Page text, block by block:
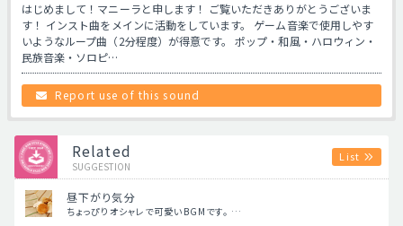
はじめまして！マニーラと申します！ ご覧いただきありがとうございま
す！ インスト曲をメインに活動をしています。 ゲーム音楽で使用しやす
いようなループ曲（2分程度）が得意です。 ポップ・和風・ハロウィン・
民族音楽・ソロピ…
Report use of this sound
Related
SUGGESTION
List
昼下がり気分
ちょっぴりオシャレで可愛いBGMです。 …